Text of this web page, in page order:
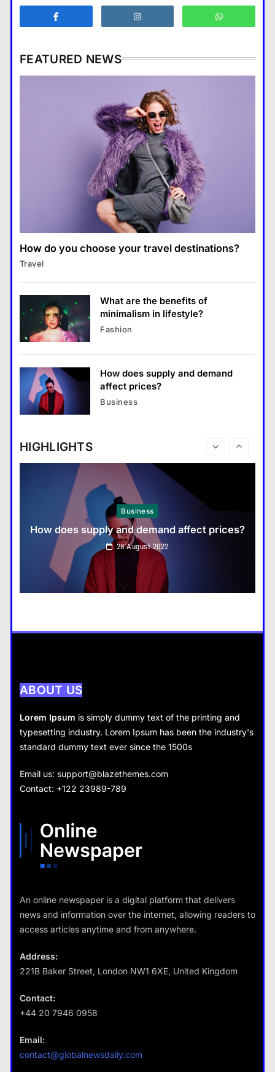
Business
5 แคปชั่น เกษียณ
What is the difference between a
tablet and a laptop?
แคปชั่น เกษียณ
How does regular exercise
benefit mental health?
คำขวัญ
8
What are the must-have
accessories for a chic look?
Fashion
What are the benefits of entrepreneurship?
Travel
How do you choose your travel destinations?
28 August 2022
Fashion
What are the benefits of minimalism in lifestyle?
Business
Business
28 August 2022
FEATURED NEWS
How do you choose your travel destinations?
Travel
What are the benefits of
minimalism in lifestyle?
Fashion
How does supply and demand
affect prices?
Business
HIGHLIGHTS
Business
What are the benefits of entrepreneurship?
28 August 2022
Travel
Fashion
What are the benefits of minimalism in
lifestyle?
Business
How does supply and demand affect prices?
28 August 2022
How do you choose your travel
destinations?
What are the benefits of minimalism in
lifestyle?
How does supply and demand affect prices?
ABOUT US
Lorem Ipsum is simply dummy text of the printing and
typesetting industry. Lorem Ipsum has been the industry's
standard dummy text ever since the 1500s
Email us: support@blazethemes.com
Contact: +122 23989-789
An online newspaper is a digital platform that delivers
news and information over the internet, allowing readers to
access articles anytime and from anywhere.
Address:
221B Baker Street, London NW1 6XE, United Kingdom
Contact:
+44 20 7946 0958
Email:
contact@globalnewsdaily.com